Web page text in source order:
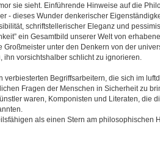
sie sieht. Einführende Hinweise auf die
- dieses Wunder denkerischer
schriftstellerischer Eleganz und
ein Gesamtbild unserer Welt von
unter den Denkern von der
ihn vorsichtshalber schlicht zu ignorieren.
verbiesterten Begriffsarbeitern, die sich im
Fragen der Menschen in Sicherheit zu
waren, Komponisten und Literaten, die
als einen Stern am philosophischen